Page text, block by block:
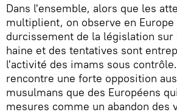
Dans l'ensemble, alors que les
multiplient, on observe en Europe
durcissement de la législation sur
haine et des tentatives sont
l'activité des imams sous
rencontre une forte opposition
musulmans que des Européens
mesures comme un abandon des